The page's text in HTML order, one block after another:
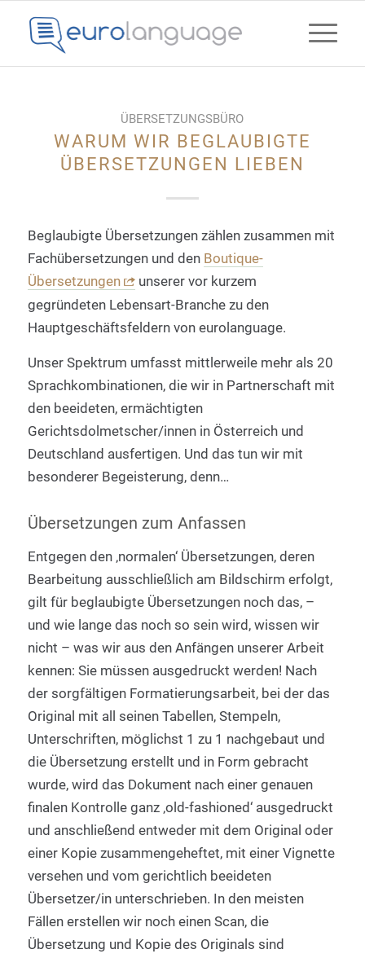
ÜBERSETZUNGSBÜRO
WARUM WIR BEGLAUBIGTE
ÜBERSETZUNGEN LIEBEN
Beglaubigte Übersetzungen zählen zusammen mit
Fachübersetzungen und den Boutique-
Übersetzungen
unserer vor kurzem
gegründeten Lebensart-Branche zu den
Hauptgeschäftsfeldern von eurolanguage.
Unser Spektrum umfasst mittlerweile mehr als 20
Sprachkombinationen, die wir in Partnerschaft mit
den beeideten, ermächtigten
Gerichtsdolmetscher/innen in Österreich und
Deutschland ausfertigen. Und das tun wir mit
besonderer Begeisterung, denn…
Übersetzungen zum Anfassen
Entgegen den ‚normalen‘ Übersetzungen, deren
Bearbeitung ausschließlich am Bildschirm erfolgt,
gilt für beglaubigte Übersetzungen noch das, –
und wie lange das noch so sein wird, wissen wir
nicht – was wir aus den Anfängen unserer Arbeit
kennen: Sie müssen ausgedruckt werden! Nach
der sorgfältigen Formatierungsarbeit, bei der das
Original mit all seinen Tabellen, Stempeln,
Unterschriften, möglichst 1 zu 1 nachgebaut und
die Übersetzung erstellt und in Form gebracht
wurde, wird das Dokument nach einer genauen
finalen Kontrolle ganz ‚old-fashioned‘ ausgedruckt
und anschließend entweder mit dem Original oder
einer Kopie zusammengeheftet, mit einer Vignette
versehen und vom gerichtlich beeideten
Übersetzer/in unterschrieben. In den meisten
Fällen erstellen wir noch einen Scan, die
Übersetzung und Kopie des Originals sind